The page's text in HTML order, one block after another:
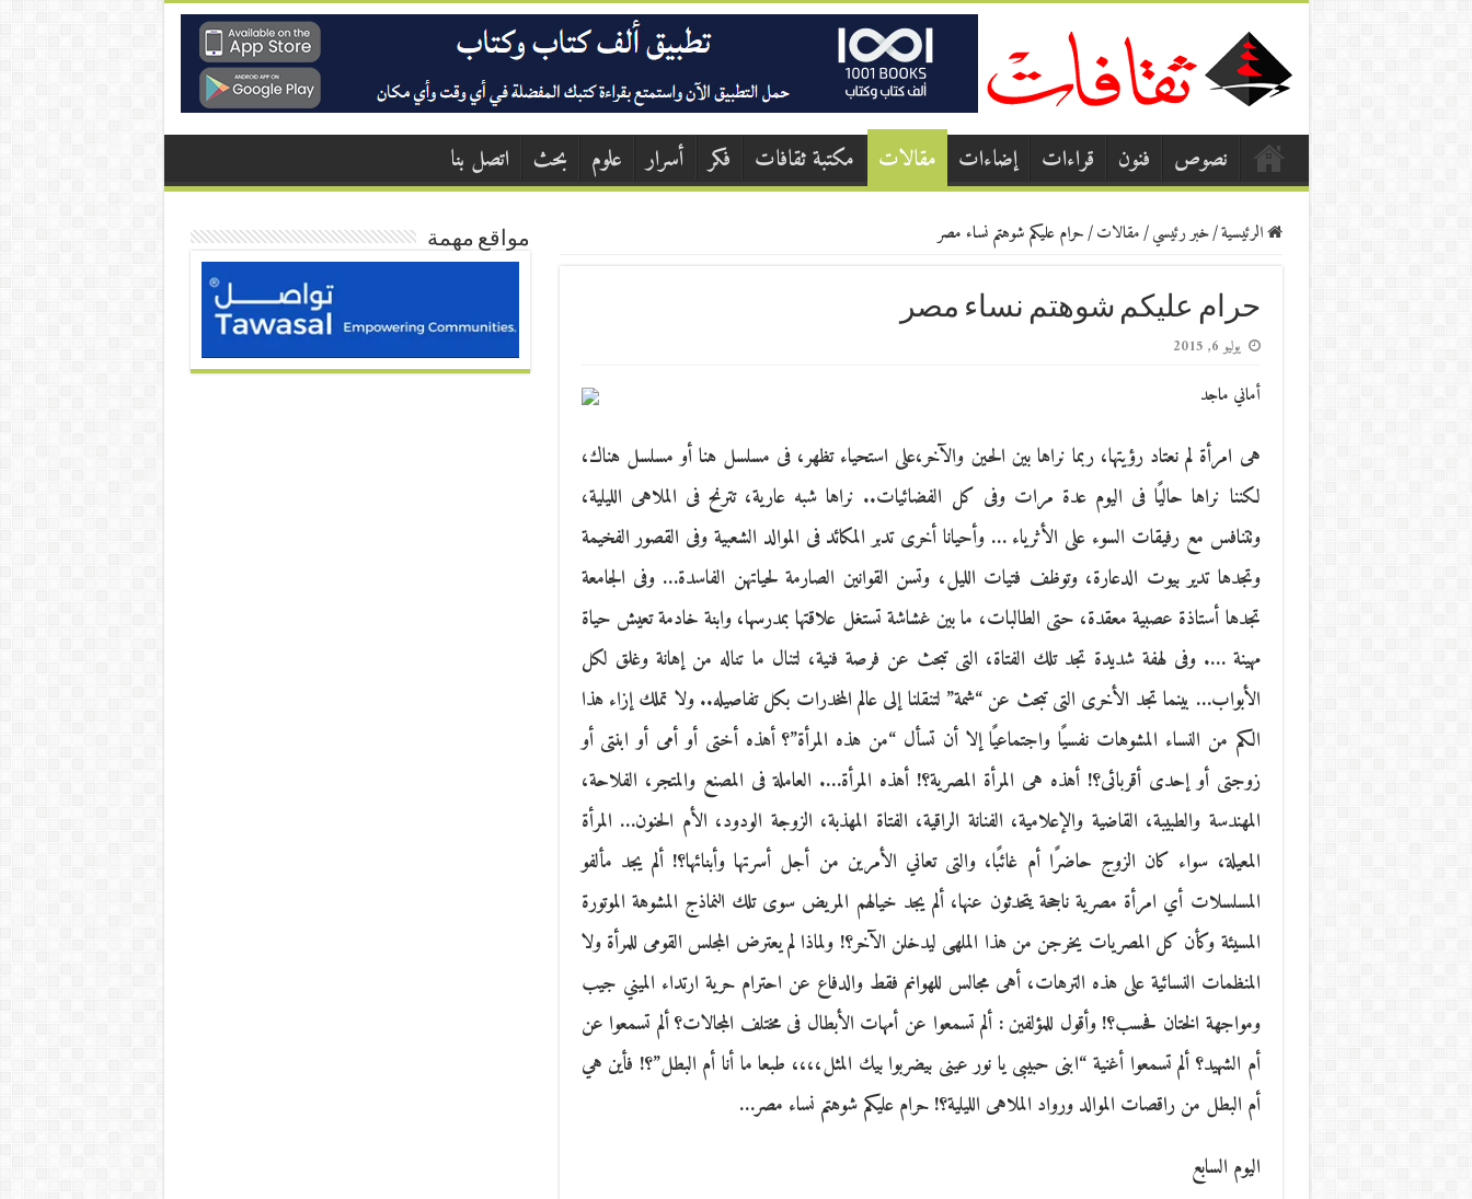
نصوص فنون قراءات إضاءات مقالات مكتبة ثقافات فكر أسرار علوم بحث اتصل بنا
الرئيسية/خبر رئيسي/مقالات/حرام عليكم شوهتم نساء مصر
حرام عليكم شوهتم نساء مصر
يوليو 6, 2015
أماني ماجد
هى امرأة لم نعتاد رؤيتها، ربما نراها بين الحين والآخر،على استحياء تظهر، فى مسلسل هنا أو مسلسل هناك،
لكننا نراها حاليًا فى اليوم عدة مرات وفى كل الفضائيات.. نراها شبه عارية، تترنح فى الملاهى الليلية،
وتتنافس مع رفيقات السوء على الأثرياء … وأحيانا أخرى تدبر المكائد فى الموالد الشعبية وفى القصور الفخيمة
وتجدها تدير بيوت الدعارة، وتوظف فتيات الليل، وتسن القوانين الصارمة لحياتهن الفاسدة… وفى الجامعة
تجدها أستاذة عصبية معقدة، حتى الطالبات، ما بين غشاشة تستغل علاقتها بمدرسها، وابنة خادمة تعيش حياة
مهينة …. وفى لهفة شديدة تجد تلك الفتاة، التى تبحث عن فرصة فنية، لتنال ما تناله من إهانة وغلق لكل
الأبواب… بينما تجد الأخرى التى تبحث عن “شمة” لتنقلنا إلى عالم المخدرات بكل تفاصيله.. ولا تملك إزاء هذا
الكم من النساء المشوهات نفسيًا واجتماعيًا إلا أن تسأل “من هذه المرأة”؟ أهذه أختى أو أمى أو ابنتى أو
زوجتى أو إحدى أقربائى؟! أهذه هى المرأة المصرية؟! أهذه المرأة…. العاملة فى المصنع والمتجر، الفلاحة،
المهندسة والطبيبة، القاضية والإعلامية، الفنانة الراقية، الفتاة المهذبة، الزوجة الودود، الأم الحنون… المرأة
المعيلة، سواء كان الزوج حاضرًا أم غائبًا، والتى تعاني الأمرين من أجل أسرتها وأبنائها؟! ألم يجد مألفو
المسلسلات أي امرأة مصرية ناجحة يتحدثون عنها، ألم يجد خيالهم المريض سوى تلك النماذج المشوهة الموتورة
المسيئة وكأن كل المصريات يخرجن من هذا الملهى ليدخلن الآخر؟! ولماذا لم يعترض المجلس القومى للمرأة ولا
المنظمات النسائية على هذه الترهات، أهى مجالس للهوانم فقط والدفاع عن احترام حرية ارتداء الميني جيب
ومواجهة الختان فحسب؟! وأقول للمؤلفين : ألم تسمعوا عن أمهات الأبطال فى مختلف المجالات؟ ألم تسمعوا عن
أم الشهيد؟ ألم تسمعوا أغنية “ابنى حبيبى يا نور عينى بيضربوا بيك المثل،،،، طبعا ما أنا أم البطل”؟! فأين هي
أم البطل من راقصات الموالد ورواد الملاهى الليلية؟! حرام عليكم شوهتم نساء مصر…
اليوم السابع
مواقع مهمة